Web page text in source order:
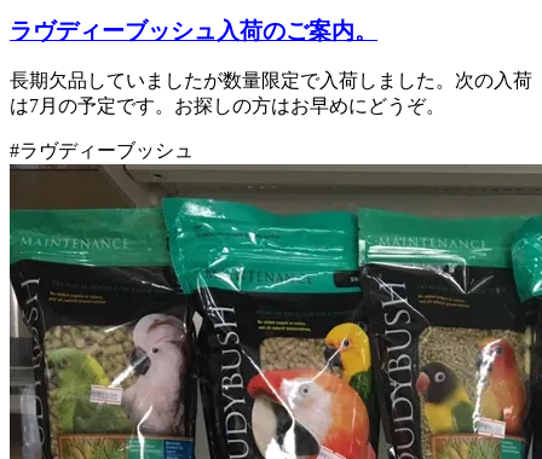
ラヴディーブッシュ入荷のご案内。
長期欠品していましたが数量限定で入荷しました。次の入荷
は7月の予定です。お探しの方はお早めにどうぞ。
#ラヴディーブッシュ